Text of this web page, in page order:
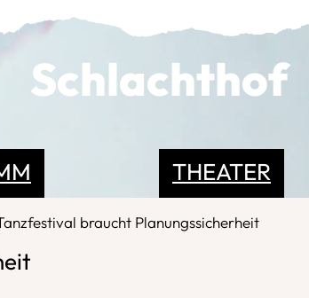
Schlachthof
THEATER
braucht Planungssicherheit